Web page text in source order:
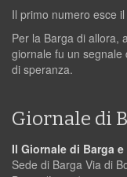
Il primo numero esce
Per la Barga di allora,
giornale fu un
di speranza.
Giornale di
Il Giornale di Barga
Sede di Barga Via di